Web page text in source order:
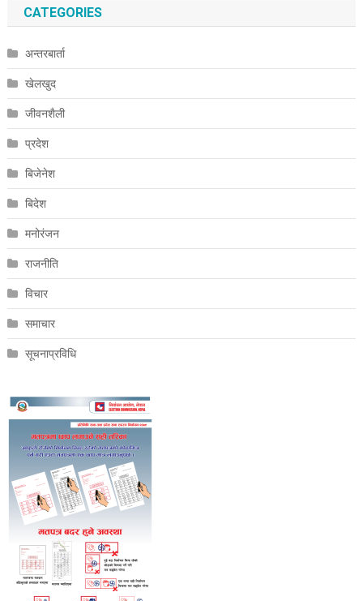
CATEGORIES
अन्तरबार्ता
खेलखुद
जीवनशैली
प्रदेश
बिजेनेश
बिदेश
मनोरंजन
राजनीति
विचार
समाचार
सूचनाप्रविधि